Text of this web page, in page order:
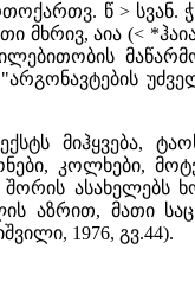
წ >
აია (<
მიჰყვება,
კოლხები,
შორის
აზრით, მათი
1976, გვ.44).